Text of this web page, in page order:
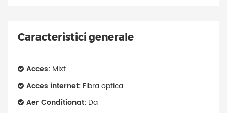
Caracteristici generale
Acces: Mixt
Acces internet: Fibra optica
Aer Conditionat: Da